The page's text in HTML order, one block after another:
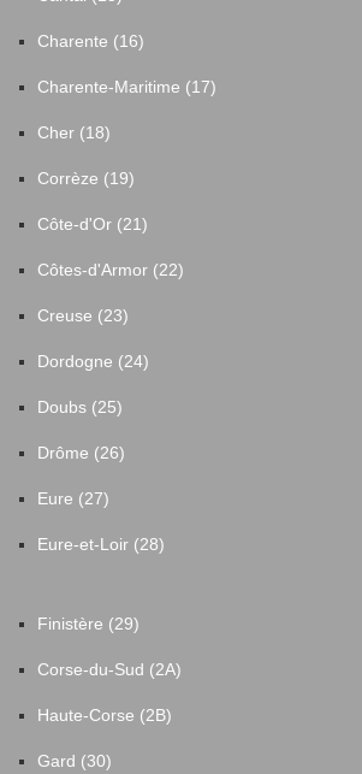
Charente (16)
Charente-Maritime (17)
Cher (18)
Corrèze (19)
Côte-d'Or (21)
Côtes-d'Armor (22)
Creuse (23)
Dordogne (24)
Doubs (25)
Drôme (26)
Eure (27)
Eure-et-Loir (28)
Finistère (29)
Corse-du-Sud (2A)
Haute-Corse (2B)
Gard (30)